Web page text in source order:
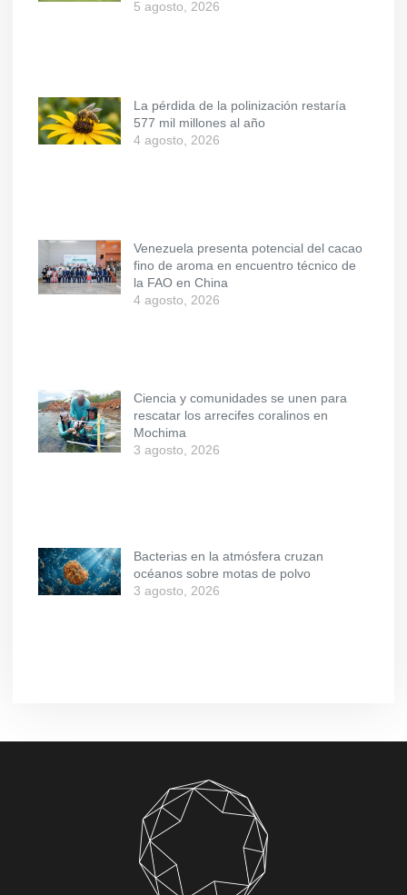
5 agosto, 2026
La pérdida de la polinización restaría
577 mil millones al año
4 agosto, 2026
Venezuela presenta potencial del cacao
fino de aroma en encuentro técnico de
la FAO en China
4 agosto, 2026
Ciencia y comunidades se unen para
rescatar los arrecifes coralinos en
Mochima
3 agosto, 2026
Bacterias en la atmósfera cruzan
océanos sobre motas de polvo
3 agosto, 2026